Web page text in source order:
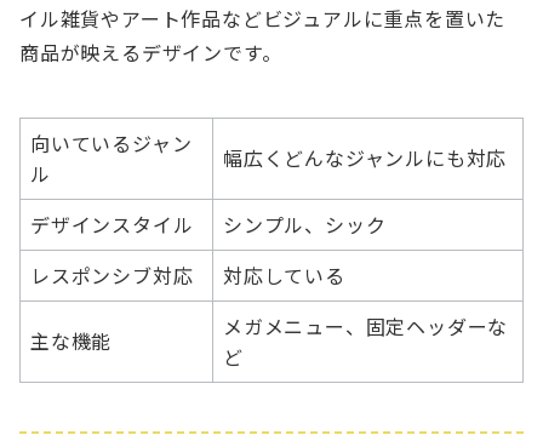
イル雑貨やアート作品などビジュアルに重点を置いた
商品が映えるデザインです。
向いているジャン
ル
幅広くどんなジャンルにも対応
デザインスタイル
シンプル、シック
レスポンシブ対応
対応している
主な機能
メガメニュー、固定ヘッダーな
ど